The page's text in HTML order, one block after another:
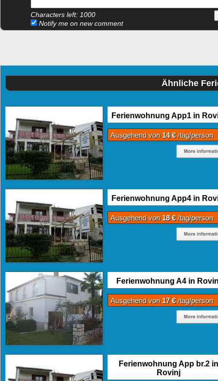
Characters left: 1000
Notify me on new comment
Ähnliche
Ferienwohnung App1 in
Ausgehend von 14 €/tag/person
Ferienwohnung App4 in
Ausgehend von 18 €/tag/person
Ferienwohnung A4 in
Ausgehend von 17 €/tag/person
Ferienwohnung App br.2 in
Rovinj